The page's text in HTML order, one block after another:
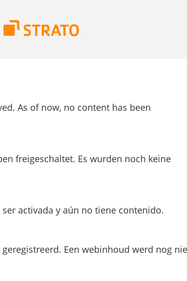
As of now, no content has been
freigeschaltet. Es wurden noch keine
activada y aún no tiene contenido.
Een webinhoud werd nog